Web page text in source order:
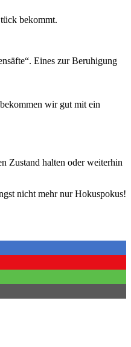
bekommt.
Eines zur Beruhigung
wir gut mit ein
Zustand halten oder weiterhin
nicht mehr nur Hokuspokus!